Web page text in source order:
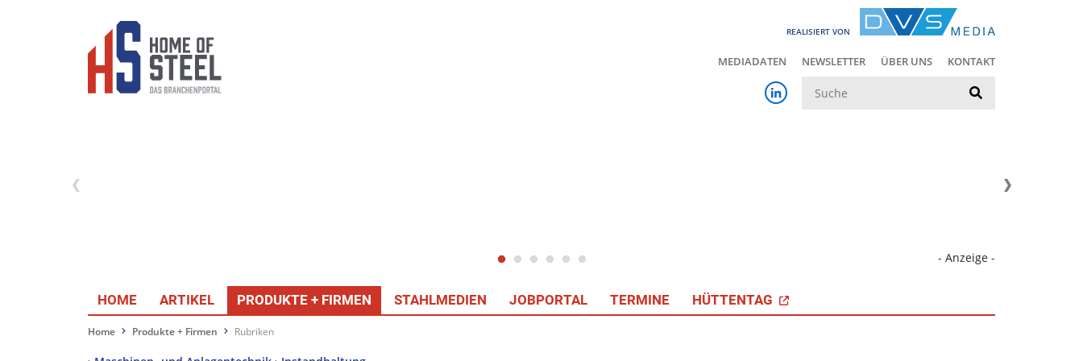
REALISIERT VON
MEDIADATEN NEWSLETTER ÜBER UNS KONTAKT
- Anzeige -
HOME ARTIKEL PRODUKTE + FIRMEN STAHLMEDIEN JOBPORTAL TERMINE HÜTTENTAG
Home Produkte + Firmen Rubriken